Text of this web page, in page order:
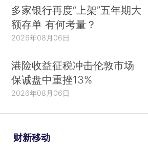
多家银行再度“上架”五年期大
额存单 有何考量？
2026年08月06日
港险收益征税冲击伦敦市场
保诚盘中重挫13%
2026年08月06日
财新移动